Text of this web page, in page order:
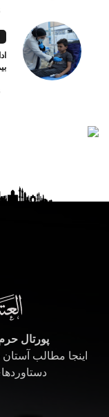
پورتال
اینجا مطالب